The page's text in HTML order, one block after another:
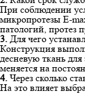
При соблюдении
микропротезы E-
патологий, протез
3. Для чего
Конструкция
десневую ткань
меняется на
4. Через сколько
На это влияет